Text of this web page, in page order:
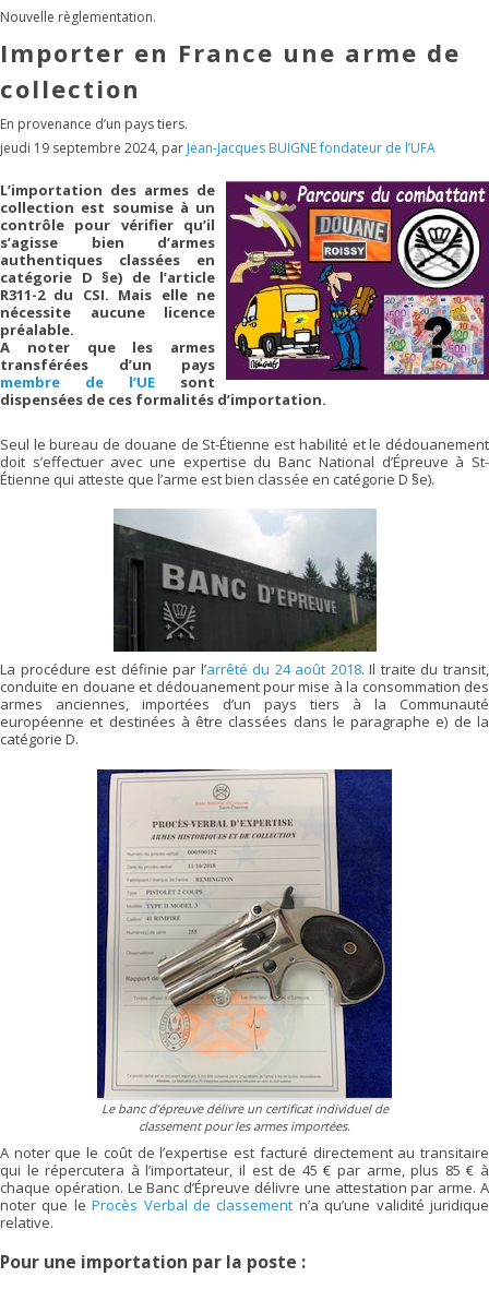
Nouvelle règlementation.
Importer en France une arme de
collection
En provenance d’un pays tiers.
jeudi 19 septembre 2024, par Jean-Jacques BUIGNE fondateur de l’UFA
L’importation des armes de
collection est soumise à un
contrôle pour vérifier qu’il
s’agisse bien d’armes
authentiques classées en
catégorie D §e) de l’article
R311-2 du CSI. Mais elle ne
nécessite aucune licence
préalable.
A noter que les armes
transférées d’un pays
membre de l’UE sont
dispensées de ces formalités d’importation.
Seul le bureau de douane de St-Étienne est habilité et le dédouanement
doit s’effectuer avec une expertise du Banc National d’Épreuve à St-
Étienne qui atteste que l’arme est bien classée en catégorie D §e).
La procédure est définie par l’arrêté du 24 août 2018. Il traite du transit,
conduite en douane et dédouanement pour mise à la consommation des
armes anciennes, importées d’un pays tiers à la Communauté
européenne et destinées à être classées dans le paragraphe e) de la
catégorie D.
Le banc d’épreuve délivre un certificat individuel de
classement pour les armes importées.
A noter que le coût de l’expertise est facturé directement au transitaire
qui le répercutera à l’importateur, il est de 45 € par arme, plus 85 € à
chaque opération. Le Banc d’Épreuve délivre une attestation par arme. A
noter que leProcès Verbal de classement n’a qu’une validité juridique
relative.
Pour une importation par la poste :